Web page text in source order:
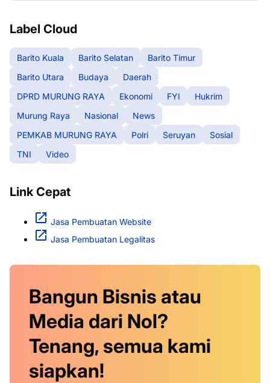
Label Cloud
Barito Kuala Barito Selatan
Barito Timur
Barito Utara
Budaya
Daerah
DPRD MURUNG RAYA
Ekonomi FYI
Hukrim
Murung Raya
Nasional
News
PEMKAB MURUNG RAYA
Polri Seruyan
Sosial
TNI
Video
Link Cepat
Jasa Pembuatan Website
Jasa Pembuatan Legalitas
Bangun Bisnis atau
Media dari Nol?
Tenang, semua kami
siapkan!